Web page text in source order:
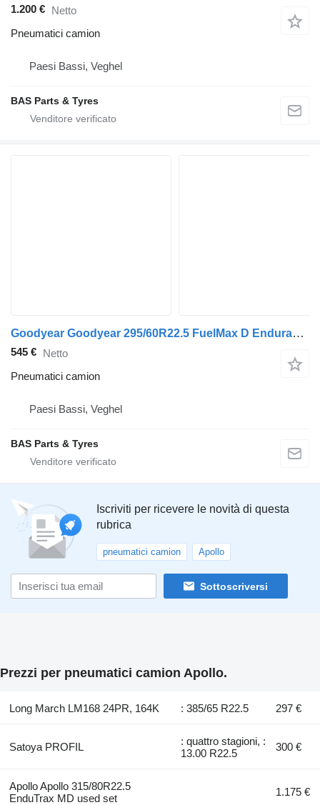
1.200 € Netto
Pneumatici camion
Paesi Bassi, Veghel
BAS Parts & Tyres
Goodyear Goodyear 295/60R22.5 FuelMax D Endurance
545 € Netto
Pneumatici camion
Paesi Bassi, Veghel
BAS Parts & Tyres
Iscriviti per ricevere le novità di questa
rubrica
pneumatici camion Apollo
Sottoscriversi
Prezzi per pneumatici camion Apollo.
Long March LM168 24PR, 164K : 385/65 R22.5 297 €
Satoya PROFIL
: quattro stagioni, :
13.00 R22.5
300 €
Apollo Apollo 315/80R22.5
EnduTrax MD used set
1.175 €